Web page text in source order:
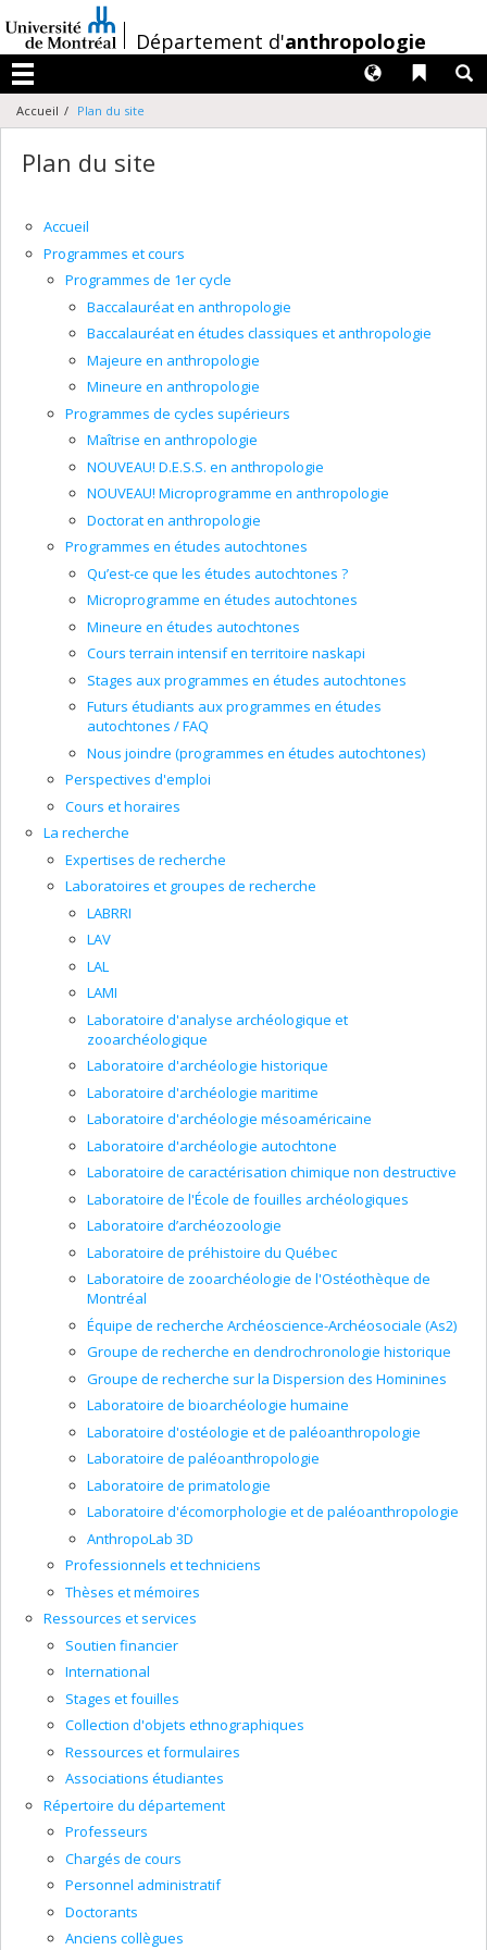
au
contenu
/Département d'anthropologie
Menu
Liens
Langues
Accueil Plan du site
Plan du site
Accueil
Programmes et cours
Programmes de 1er cycle
Baccalauréat en anthropologie
Baccalauréat en études classiques et anthropologie
Majeure en anthropologie
Mineure en anthropologie
Programmes de cycles supérieurs
Maîtrise en anthropologie
NOUVEAU! D.E.S.S. en anthropologie
NOUVEAU! Microprogramme en anthropologie
Doctorat en anthropologie
Programmes en études autochtones
Qu’est-ce que les études autochtones ?
Microprogramme en études autochtones
Mineure en études autochtones
Cours terrain intensif en territoire naskapi
Stages aux programmes en études autochtones
Futurs étudiants aux programmes en études
autochtones / FAQ
Nous joindre (programmes en études autochtones)
Perspectives d'emploi
Cours et horaires
La recherche
Expertises de recherche
Laboratoires et groupes de recherche
LABRRI
LAV
LAL
LAMI
Laboratoire d'analyse archéologique et
zooarchéologique
Laboratoire d'archéologie historique
Laboratoire d'archéologie maritime
Laboratoire d'archéologie mésoaméricaine
Laboratoire d'archéologie autochtone
Laboratoire de caractérisation chimique non destructive
Laboratoire de l'École de fouilles archéologiques
Laboratoire d’archéozoologie
Laboratoire de préhistoire du Québec
Laboratoire de zooarchéologie de l'Ostéothèque de
Montréal
Équipe de recherche Archéoscience-Archéosociale (As2)
Groupe de recherche en dendrochronologie historique
Groupe de recherche sur la Dispersion des Hominines
Laboratoire de bioarchéologie humaine
Laboratoire d'ostéologie et de paléoanthropologie
Laboratoire de paléoanthropologie
Laboratoire de primatologie
Laboratoire d'écomorphologie et de paléoanthropologie
AnthropoLab 3D
Professionnels et techniciens
Thèses et mémoires
Ressources et services
Soutien financier
International
Stages et fouilles
Collection d'objets ethnographiques
Ressources et formulaires
Associations étudiantes
Répertoire du département
Professeurs
Chargés de cours
Personnel administratif
Doctorants
Anciens collègues